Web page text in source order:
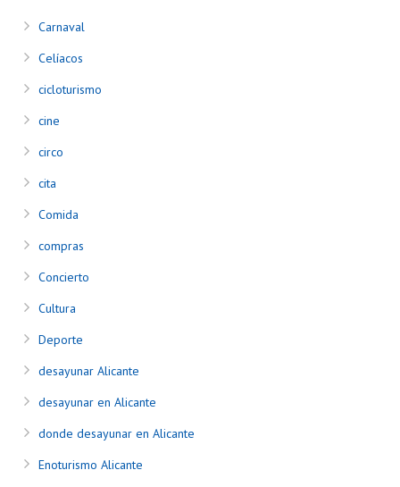
Carnaval
Celíacos
cicloturismo
cine
circo
cita
Comida
compras
Concierto
Cultura
Deporte
desayunar Alicante
desayunar en Alicante
donde desayunar en Alicante
Enoturismo Alicante